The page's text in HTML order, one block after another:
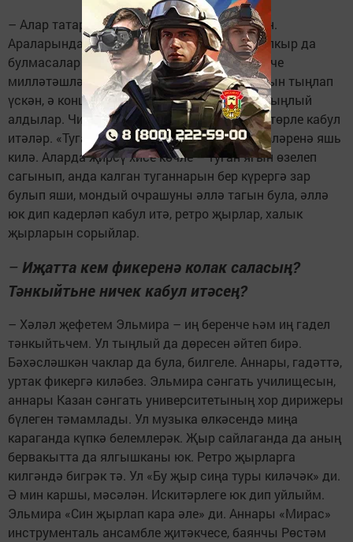
– Алар татар концертына йөреп өйрәнмәгән.
Араларында Татарстанда, Россиядә бер тапкыр да
булмасалар да өйдә татарча гына сөйләшүче
милләтәшләребез бар. Алар халык җырларын тыңлап
үскән, ә концертта үз күзләре белән күреп, тыңлый
алдылар. Чит илдә безнең чыгышны бүтән төрле кабул
итәләр. «Туган тел»не генә җырласаң да күзләренә яшь
килә. Аларда җирсү хисе көчле – туган ягын өзелеп
сагынып, анда калган туганнарын бер күрергә зар
булып яши, мондый очрашуны әллә тагын була, әллә
юк дип кадерләп кабул итә, ретро җырлар, халык
җырларын сорыйлар.
– Иҗатта кем фикеренә колак саласың?
Тәнкыйтьне ничек кабул итәсең?
– Хәләл җефетем Эльмира – иң беренче һәм иң гадел
тәнкыйтьчем. Ул тыңлый да дөресен әйтеп бирә.
Бәхәсләшкән чаклар да була, билгеле. Аннары, гадәттә,
уртак фикергә киләбез. Эльмира сәнгать училищесын,
аннары Казан сәнгать университетының хор дирижеры
бүлеген тәмамлады. Ул музыка өлкәсендә миңа
караганда күпкә белемлерәк. Җыр сайлаганда да аның
бервакытта да ялгышканы юк. Ретро җырларга
килгәндә бигрәк тә. Ул «Бу җыр сиңа туры киләчәк» ди.
Ә мин каршы, мәсәлән. Искитәрлеге юк дип уйлыйм.
Эльмира «Син җырлап кара әле» ди. Аннары «Мирас»
инструменталь ансамбле җитәкчесе, баянчы Рөстәм